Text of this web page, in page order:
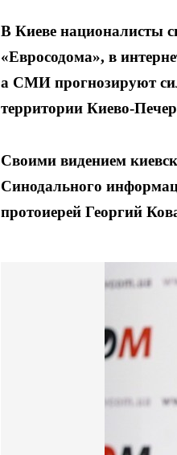
В Киеве националисты
«Евросодома», в
а СМИ прогнозируют
территории Киево-
Своими видением
Синодального
протоиерей Георгий